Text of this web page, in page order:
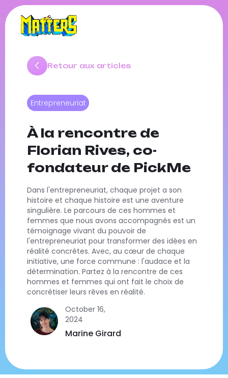
Retour aux articles
Entrepreneuriat
À la rencontre de
Florian Rives, co-
fondateur de PickMe
Dans l'entrepreneuriat, chaque projet a son
histoire et chaque histoire est une aventure
singulière. Le parcours de ces hommes et
femmes que nous avons accompagnés est un
témoignage vivant du pouvoir de
l'entrepreneuriat pour transformer des idées en
réalité concrètes. Avec, au cœur de chaque
initiative, une force commune : l'audace et la
détermination. Partez à la rencontre de ces
hommes et femmes qui ont fait le choix de
concrétiser leurs rêves en réalité.
October 16,
2024
Marine Girard